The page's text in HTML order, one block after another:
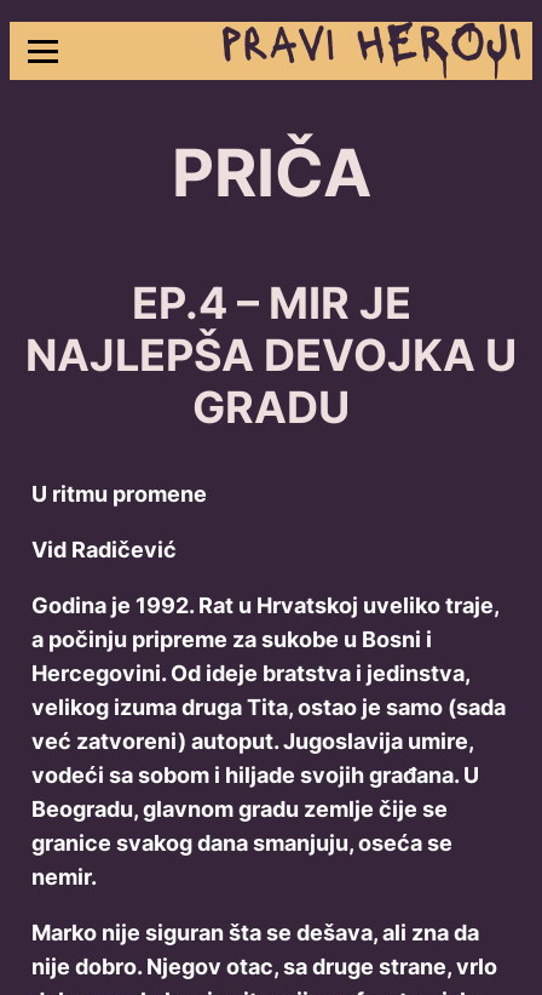
Skip
PRIČA
EP.4 – MIR JE
NAJLEPŠA DEVOJKA U
GRADU
U ritmu promene
Vid Radičević
Godina je 1992. Rat u Hrvatskoj uveliko traje,
a počinju pripreme za sukobe u Bosni i
Hercegovini. Od ideje bratstva i jedinstva,
velikog izuma druga Tita, ostao je samo (sada
već zatvoreni) autoput. Jugoslavija umire,
vodeći sa sobom i hiljade svojih građana. U
Beogradu, glavnom gradu zemlje čije se
granice svakog dana smanjuju, oseća se
nemir.
Marko nije siguran šta se dešava, ali zna da
nije dobro. Njegov otac, sa druge strane, vrlo